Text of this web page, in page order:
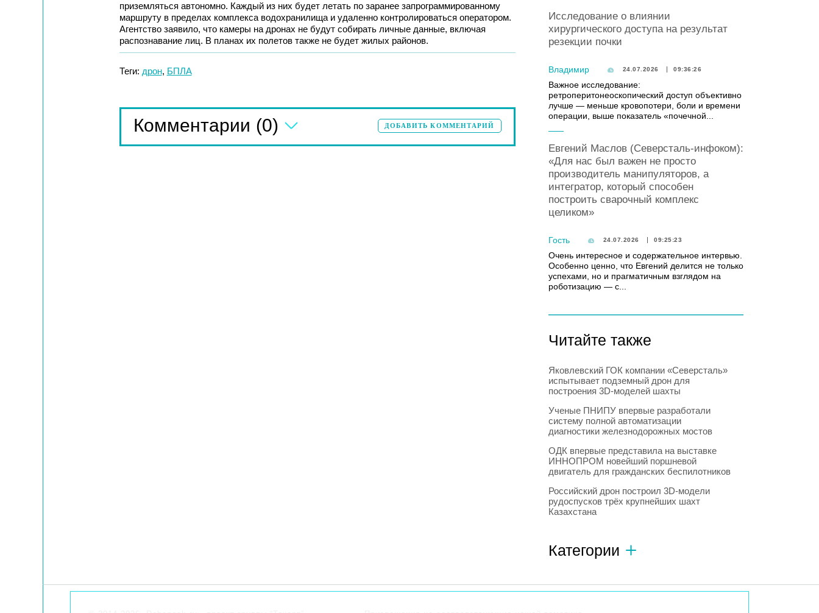
приземляться автономно. Каждый из них будет летать по заранее запрограммированному
маршруту в пределах комплекса водохранилища и удаленно контролироваться оператором.
Агентство заявило, что камеры на дронах не будут собирать личные данные, включая
распознавание лиц. В планах их полетов также не будет жилых районов.
Теги: дрон, БПЛА
Комментарии (0) ДОБАВИТЬ КОММЕНТАРИЙ
Исследование о влиянии
хирургического доступа на результат
резекции почки
Владимир 24.07.2026 09:36:26
Важное исследование:
ретроперитонеоскопический доступ объективно
лучше — меньше кровопотери, боли и времени
операции, выше показатель «почечной...
Евгений Маслов (Северсталь-инфоком):
«Для нас был важен не просто
производитель манипуляторов, а
интегратор, который способен
построить сварочный комплекс
целиком»
Гость 24.07.2026 09:25:23
Очень интересное и содержательное интервью.
Особенно ценно, что Евгений делится не только
успехами, но и прагматичным взглядом на
роботизацию — с...
Читайте также
Яковлевский ГОК компании «Северсталь»
испытывает подземный дрон для
построения 3D-моделей шахты
Ученые ПНИПУ впервые разработали
систему полной автоматизации
диагностики железнодорожных мостов
ОДК впервые представила на выставке
ИННОПРОМ новейший поршневой
двигатель для гражданских беспилотников
Российский дрон построил 3D-модели
рудоспусков трёх крупнейших шахт
Казахстана
Категории